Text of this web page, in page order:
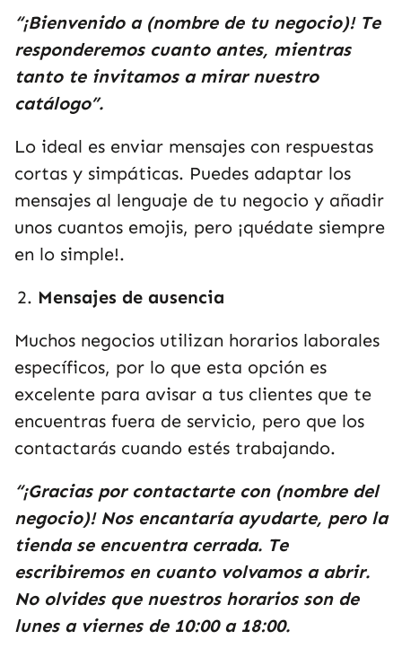
“¡Bienvenido a (nombre de tu negocio)! Te
responderemos cuanto antes, mientras
tanto te invitamos a mirar nuestro
catálogo”.
Lo ideal es enviar mensajes con respuestas
cortas y simpáticas. Puedes adaptar los
mensajes al lenguaje de tu negocio y añadir
unos cuantos emojis, pero ¡quédate siempre
en lo simple!.
Mensajes de ausencia
Muchos negocios utilizan horarios laborales
específicos, por lo que esta opción es
excelente para avisar a tus clientes que te
encuentras fuera de servicio, pero que los
contactarás cuando estés trabajando.
“¡Gracias por contactarte con (nombre del
negocio)! Nos encantaría ayudarte, pero la
tienda se encuentra cerrada. Te
escribiremos en cuanto volvamos a abrir.
No olvides que nuestros horarios son de
lunes a viernes de 10:00 a 18:00.